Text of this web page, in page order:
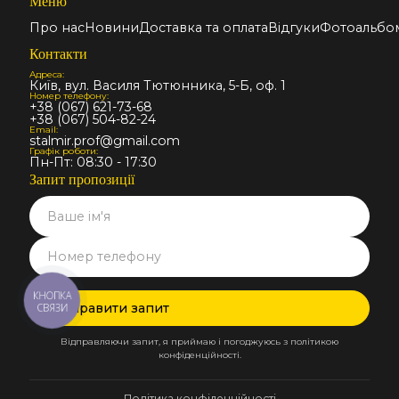
Про насНовиниДоставка та оплата Відгуки
Контакти
Адреса:
Київ, вул. Василя Тютюнника, 5-Б, оф. 1
Номер телефону:
+38 (067) 621-73-68
+38 (067) 504-82-24
Email:
stalmir.prof@gmail.com
Графік роботи:
Пн-Пт: 08:30 - 17:30
Запит пропозиції
Відправляючи запит, я приймаю і погоджуюсь з політикою
конфіденційності.
КНОПКА
СВЯЗИ